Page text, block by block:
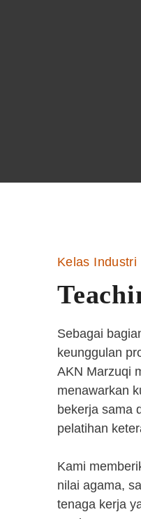
Kelas Industri
Sebagai
keunggulan
AKN Marzuqi
menawarkan
bekerja sama
pelatihan
Kami
nilai agama,
tenaga kerja